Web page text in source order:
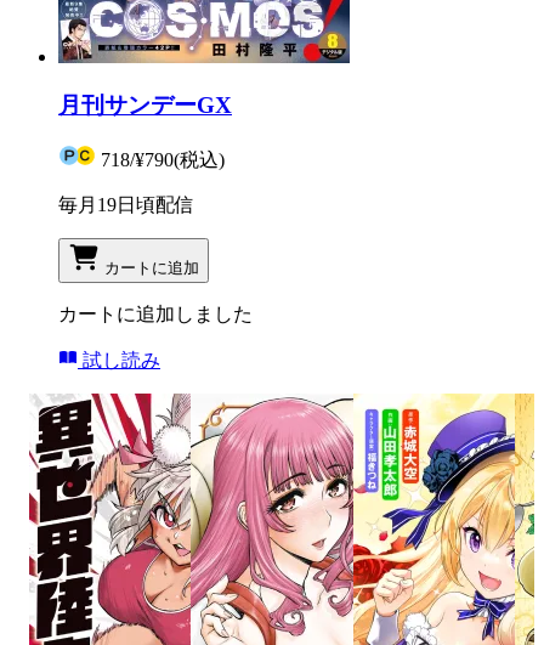
月刊サンデーGX
718/¥790(税込)
毎月19日頃配信
カートに追加
カートに追加しました
試し読み